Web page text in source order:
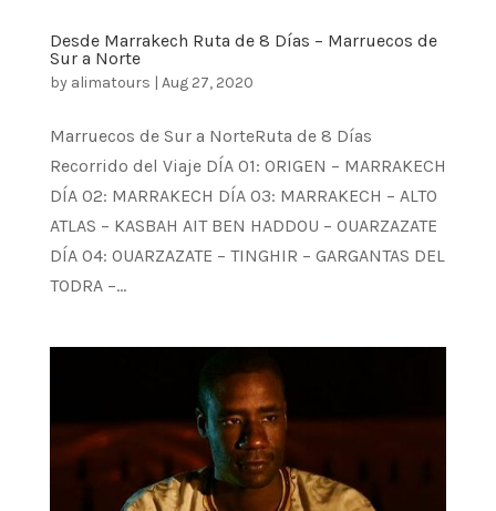
Desde Marrakech Ruta de 8 Días – Marruecos de
Sur a Norte
by alimatours | Aug 27, 2020
Marruecos de Sur a NorteRuta de 8 Días
Recorrido del Viaje DÍA 01: ORIGEN – MARRAKECH
DÍA 02: MARRAKECH DÍA 03: MARRAKECH – ALTO
ATLAS – KASBAH AIT BEN HADDOU – OUARZAZATE
DÍA 04: OUARZAZATE – TINGHIR – GARGANTAS DEL
TODRA –...